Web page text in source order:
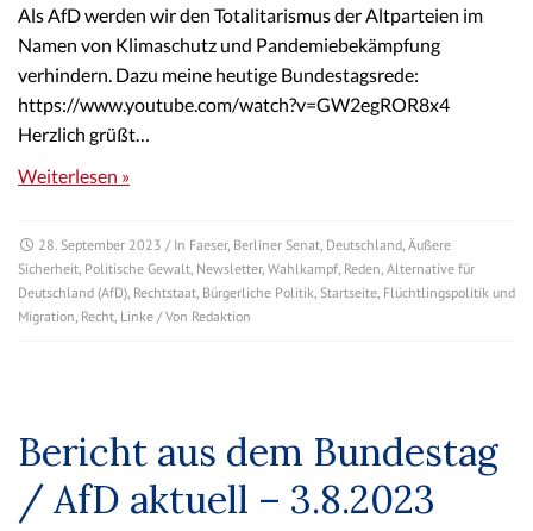
Als AfD werden wir den Totalitarismus der Altparteien im
Namen von Klimaschutz und Pandemiebekämpfung
verhindern. Dazu meine heutige Bundestagsrede:
https://www.youtube.com/watch?v=GW2egROR8x4
Herzlich grüßt…
Weiterlesen »
28. September 2023 / In Faeser, Berliner Senat Deutschland Äußere
Sicherheit Politische Gewalt Newsletter, Wahlkampf Reden Alternative für
Deutschland (AfD) Rechtstaat Bürgerliche Politik Startseite Flüchtlingspolitik und
Migration Recht Linke / Von Redaktion
Bericht aus dem Bundestag
/ AfD aktuell – 3.8.2023